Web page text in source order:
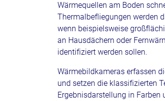
Wärmequellen am Boden
Thermalbefliegungen werden
wenn beispielsweise
an Hausdächern oder
identifiziert werden sollen.
Wärmebildkameras erfassen
und setzen die klassifizierten
Ergebnisdarstellung in Farben